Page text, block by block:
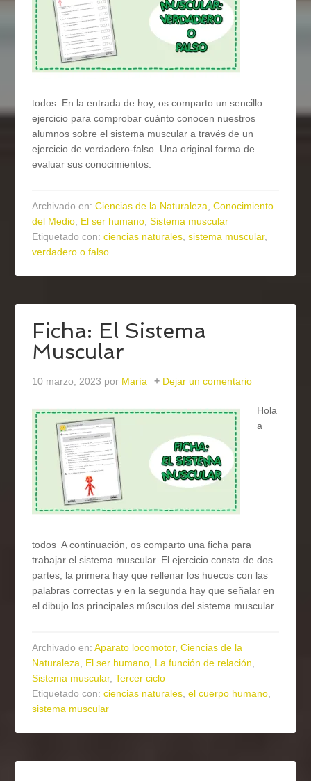
todos En la entrada de hoy, os comparto un sencillo
ejercicio para comprobar cuánto conocen nuestros
alumnos sobre el sistema muscular a través de un
ejercicio de verdadero-falso. Una original forma de
evaluar sus conocimientos.
Archivado en:Ciencias de la Naturaleza,Conocimiento
del Medio, El ser humano,Sistema muscular
Etiquetado con:ciencias naturales,sistema muscular,
verdadero o falso
Ficha: El Sistema
Muscular
10 marzo, 2023 por María Dejar un comentario
Hola
a
todos A continuación, os comparto una ficha para
trabajar el sistema muscular. El ejercicio consta de dos
partes, la primera hay que rellenar los huecos con las
palabras correctas y en la segunda hay que señalar en
el dibujo los principales músculos del sistema muscular.
Archivado en:Aparato locomotor,Ciencias de la
Naturaleza, El ser humano, La función de relación,
Sistema muscular,Tercer ciclo
Etiquetado con:ciencias naturales,el cuerpo humano,
sistema muscular